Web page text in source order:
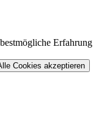
Erfahrung
Cookies akzeptieren